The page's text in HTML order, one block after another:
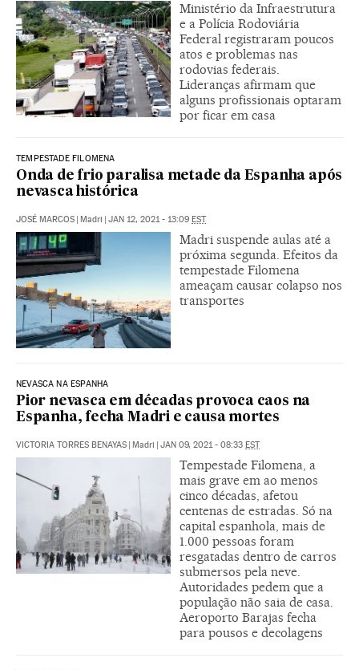
Ministério da Infraestrutura
e a Polícia Rodoviária
Federal registraram poucos
atos e problemas nas
rodovias federais.
Lideranças afirmam que
alguns profissionais optaram
por ficar em casa
TEMPESTADE FILOMENA
Onda de frio paralisa metade da Espanha após
nevasca histórica
JOSÉ MARCOS Madri JAN 12, 2021 - 13:09 EST
Madri suspende aulas até a
próxima segunda. Efeitos da
tempestade Filomena
ameaçam causar colapso nos
transportes
NEVASCA NA ESPANHA
Pior nevasca em décadas provoca caos na
Espanha, fecha Madri e causa mortes
VICTORIA TORRES BENAYAS Madri JAN 09, 2021 - 08:33 EST
Tempestade Filomena, a
mais grave em ao menos
cinco décadas, afetou
centenas de estradas. Só na
capital espanhola, mais de
1.000 pessoas foram
resgatadas dentro de carros
submersos pela neve.
Autoridades pedem que a
população não saia de casa.
Aeroporto Barajas fecha
para pousos e decolagens